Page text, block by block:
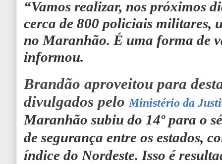
“Vamos realizar, nos próximos
cerca de 800 policiais militares,
no Maranhão. É uma forma de
informou.
Brandão aproveitou para
divulgados pelo Ministério da
Maranhão subiu do 14º para o
de segurança entre os estados,
índice do Nordeste. Isso é